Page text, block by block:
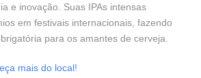
e inovação. Suas IPAs intensas
em festivais internacionais, fazendo
para os amantes de cerveja.
mais do local!